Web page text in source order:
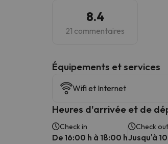
8.4
21 commentaires
​Équipements et services
Wifi et Internet
Heures d'arrivée et de
Check in
De 16:00 h à 18:00 h
Check out
Jusqu'à